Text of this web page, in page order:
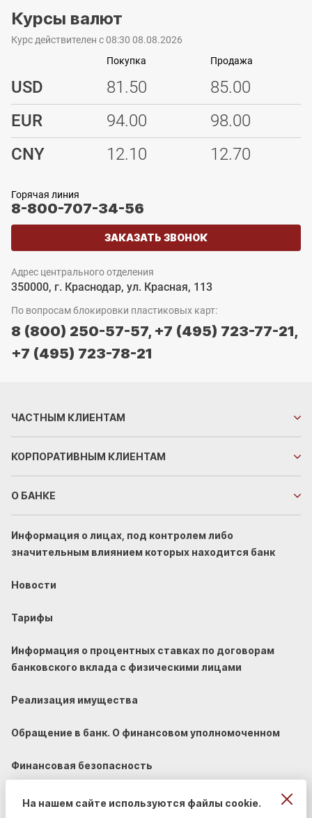
Курсы валют
Курс действителен с 08:30 08.08.2026
USD
Покупка
81.50
Продажа
85.00
EUR
94.00
98.00
CNY
12.10 12.70
Горячая линия
8-800-707-34-56
ЗАКАЗАТЬ ЗВОНОК
Адрес центрального отделения
350000, г. Краснодар, ул. Красная, 113
По вопросам блокировки пластиковых карт:
8 (800) 250-57-57, +7 (495) 723-77-21,
+7 (495) 723-78-21
ЧАСТНЫМ КЛИЕНТАМ
КОРПОРАТИВНЫМ КЛИЕНТАМ
О БАНКЕ
Информация о лицах, под контролем либо
значительным влиянием которых находится банк
Новости
Тарифы
Информация о процентных ставках по договорам
банковского вклада с физическими лицами
Реализация имущества
Обращение в банк. О финансовом уполномоченном
Финансовая безопасность
На нашем сайте используются файлы cookie.